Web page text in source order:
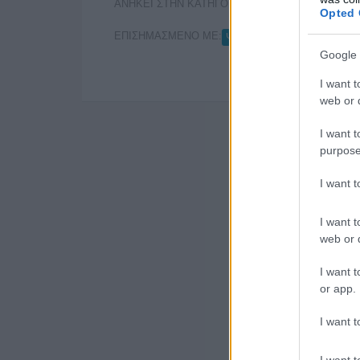
Opted
Google
I want
web or
I want
I want
I want
web or
I want
or app.
I want
ΑΝΗΚΕΙ ΣΤΗΝ ΚΑΤΗΓΟΡΙΑ: ΕΦΗΜΕΡΙΔΕΣ ,
ΕΠΙΣΗΜΑΣΜΕΝΟ ΜΕ: ΨΙΛΑ ΓΡΑΜΜΑΤΑ